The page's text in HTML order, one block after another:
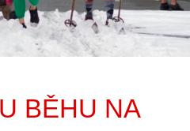
BĚHU NA